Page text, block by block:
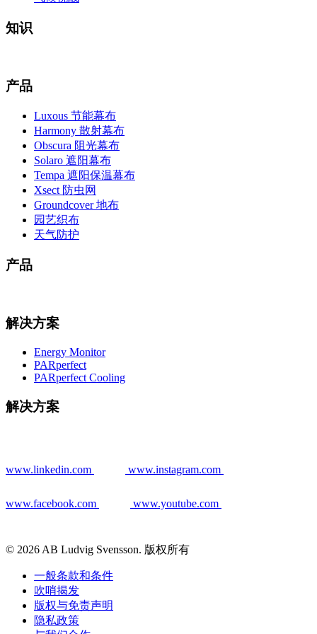
知识
产品
Luxous 节能幕布
Harmony 散射幕布
Obscura 阻光幕布
Solaro 遮阳幕布
Tempa 遮阳保温幕布
Xsect 防虫网
Groundcover 地布
园艺织布
天气防护
产品
解决方案
Energy Monitor
PARperfect
PARperfect Cooling
解决方案
www.linkedin.com www.instagram.com
www.facebook.com www.youtube.com
© 2026 AB Ludvig Svensson. 版权所有
一般条款和条件
吹哨揭发
版权与免责声明
隐私政策